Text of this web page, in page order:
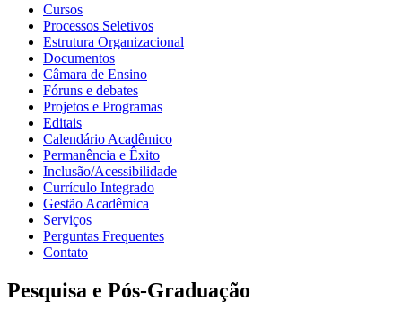
Cursos
Processos Seletivos
Estrutura Organizacional
Documentos
Câmara de Ensino
Fóruns e debates
Projetos e Programas
Editais
Calendário Acadêmico
Permanência e Êxito
Inclusão/Acessibilidade
Currículo Integrado
Gestão Acadêmica
Serviços
Perguntas Frequentes
Contato
Pesquisa e Pós-Graduação